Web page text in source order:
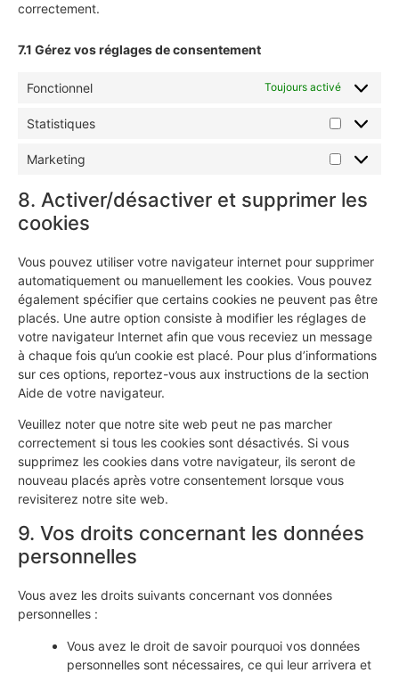
correctement.
7.1 Gérez vos réglages de consentement
Fonctionnel Toujours activé
Statistiques
Marketing
8. Activer/désactiver et supprimer les
cookies
Vous pouvez utiliser votre navigateur internet pour supprimer
automatiquement ou manuellement les cookies. Vous pouvez
également spécifier que certains cookies ne peuvent pas être
placés. Une autre option consiste à modifier les réglages de
votre navigateur Internet afin que vous receviez un message
à chaque fois qu’un cookie est placé. Pour plus d’informations
sur ces options, reportez-vous aux instructions de la section
Aide de votre navigateur.
Veuillez noter que notre site web peut ne pas marcher
correctement si tous les cookies sont désactivés. Si vous
supprimez les cookies dans votre navigateur, ils seront de
nouveau placés après votre consentement lorsque vous
revisiterez notre site web.
9. Vos droits concernant les données
personnelles
Vous avez les droits suivants concernant vos données
personnelles :
Vous avez le droit de savoir pourquoi vos données
personnelles sont nécessaires, ce qui leur arrivera et